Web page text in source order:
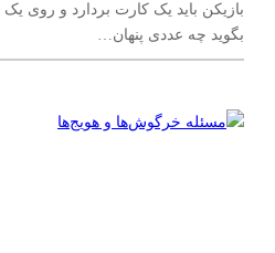
بازیکن باید یک کارت بردارد و روی یک
بگوید چه عددی پنهان…